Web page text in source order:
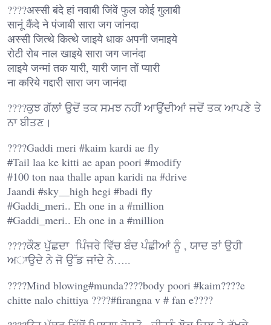
????अस्सी बंदे हां नवाबी जिंवें फुल कोई गुलाबी
सानूं कैंदे ने पंजाबी सारा जग जांनदा
अस्सी जित्थे कित्थे जाइये धाक अपनी जमाइये
रोटी रोब नाल खाइये सारा जग जानंदा
लाइये जन्मां तक यारी, यारी जान तों प्यारी
ना करिये गद्दारी सारा जग जानंदा
????ਕੁਝ ਗੱਲਾਂ ਉਦੋਂ ਤਕ ਸਮਝ ਨਹੀਂ ਆਉਂਦੀਆਂ ਜਦੋਂ ਤਕ ਆਪਣੇ ਤੇ
ਨਾ ਬੀਤਣ।
????Gaddi meri #kaim kardi ae fly
#Tail laa ke kitti ae apan poori #modify
#100 ton naa thalle apan karidi na #drive
Jaandi #sky__high hegi #badi fly
#Gaddi_meri.. Eh one in a #million
#Gaddi_meri.. Eh one in a #million
????ਕੌਣ ਪੁੱਛਦਾ ਪਿੰਜਰੇ ਵਿੱਚ ਬੰਦ ਪੰਛੀਆਂ ਨੂੰ , ਯਾਦ ਤਾਂ ਉਹੀ
ਅਾਉਦੇ ਨੇ ਜੋ ਉੱਡ ਜਾਂਦੇ ਨੇ…..
????Mind blowing#munda????body poori #kaim????e
chitte nalo chittiya ????#firangna v # fan e????